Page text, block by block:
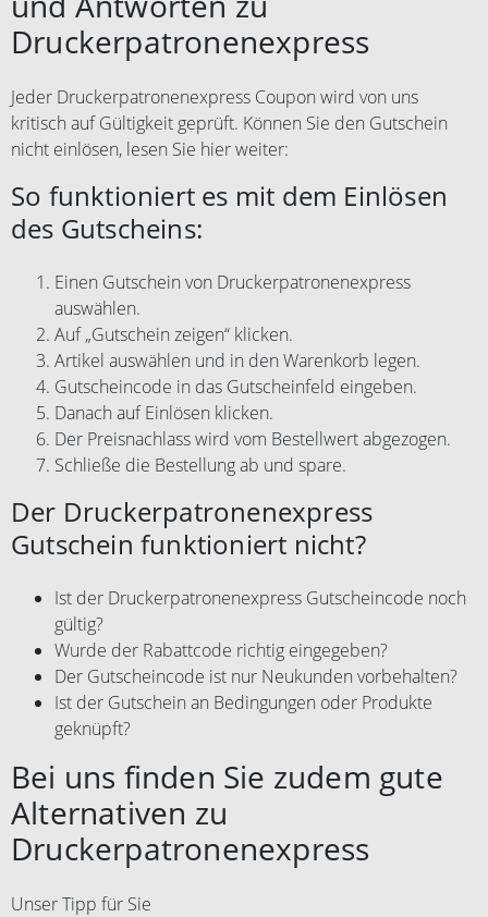
Druckerpatronenexpress
Jeder Druckerpatronenexpress Coupon wird von uns
kritisch auf Gültigkeit geprüft. Können Sie den Gutschein
nicht einlösen, lesen Sie hier weiter:
So funktioniert es mit dem Einlösen
des Gutscheins:
Einen Gutschein von Druckerpatronenexpress
auswählen.
Auf „Gutschein zeigen“ klicken.
Artikel auswählen und in den Warenkorb legen.
Gutscheincode in das Gutscheinfeld eingeben.
Danach auf Einlösen klicken.
Der Preisnachlass wird vom Bestellwert abgezogen.
Schließe die Bestellung ab und spare.
Der Druckerpatronenexpress
Gutschein funktioniert nicht?
Ist der Druckerpatronenexpress Gutscheincode noch
gültig?
Wurde der Rabattcode richtig eingegeben?
Der Gutscheincode ist nur Neukunden vorbehalten?
Ist der Gutschein an Bedingungen oder Produkte
geknüpft?
Bei uns finden Sie zudem gute
Alternativen zu
Druckerpatronenexpress
Unser Tipp für Sie